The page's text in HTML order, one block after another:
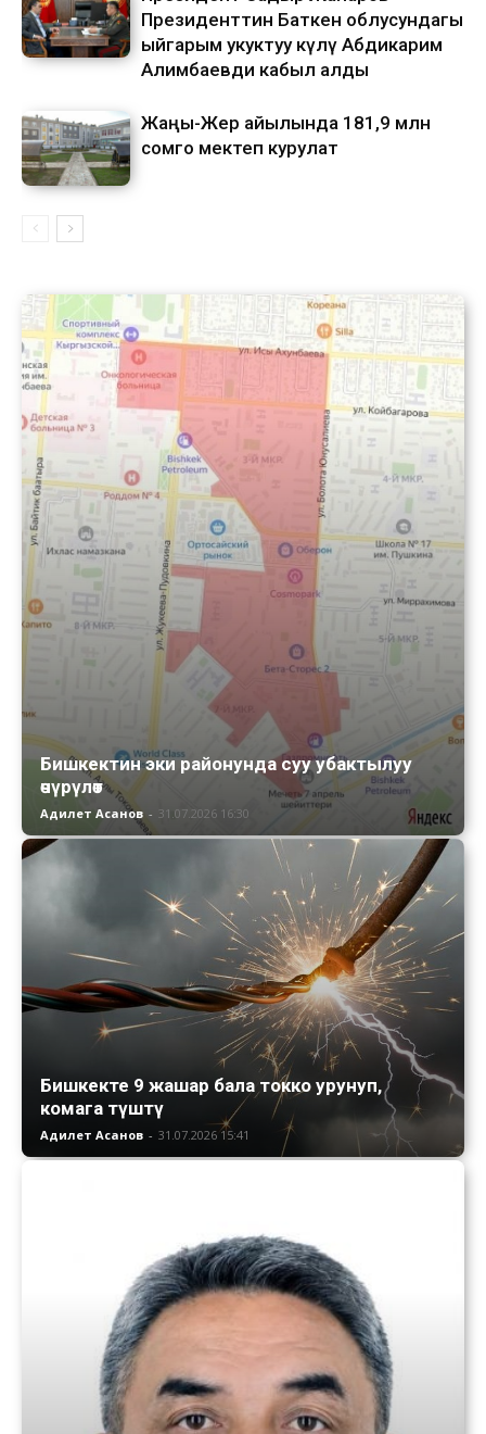
Президенттин Баткен облусундагы
ыйгарым укуктуу өкүлү Абдикарим
Алимбаевди кабыл алды
Жаңы-Жер айылында 181,9 млн
сомго мектеп курулат
Бишкектин эки районунда суу убактылуу
өчүрүлөт
Адилет Асанов - 31.07.2026 16:30
Бишкекте 9 жашар бала токко урунуп,
комага түштү
Адилет Асанов - 31.07.2026 15:41